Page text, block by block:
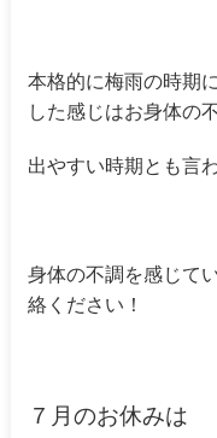
本格的に梅雨の時期
した感じはお身体の
出やすい時期とも言
身体の不調を感じて
絡ください！
７月のお休みは